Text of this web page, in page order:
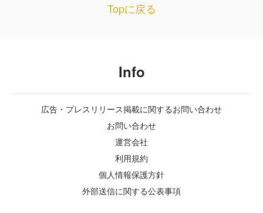
Topに戻る
Info
広告・プレスリリース掲載に関するお問い合わせ
お問い合わせ
運営会社
利用規約
個人情報保護方針
外部送信に関する公表事項